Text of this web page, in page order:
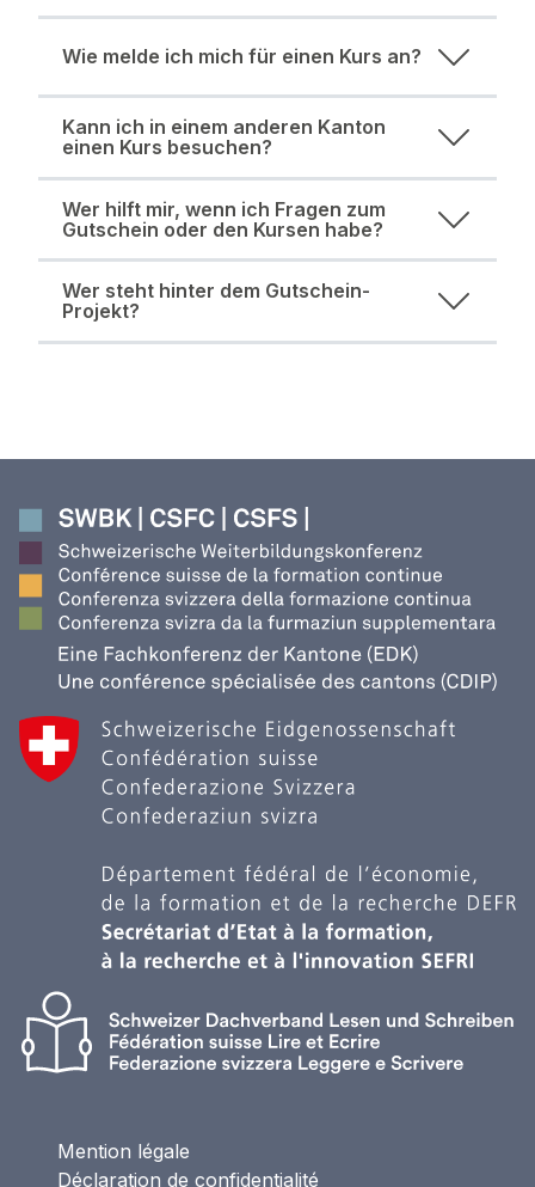
Wie melde ich mich für einen Kurs an?
Kann ich in einem anderen Kanton
einen Kurs besuchen?
Wer hilft mir, wenn ich Fragen zum
Gutschein oder den Kursen habe?
Wer steht hinter dem Gutschein-
Projekt?
Mention légale
Déclaration de confidentialité